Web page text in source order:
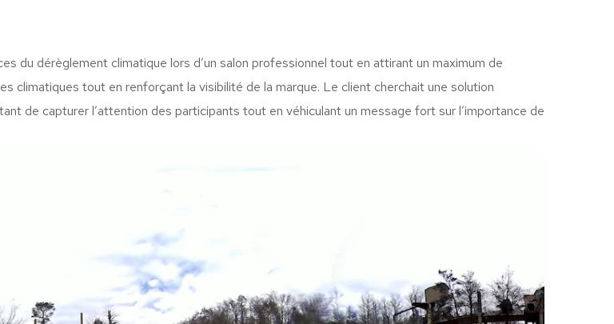
du dérèglement climatique lors d’un salon professionnel tout en attirant un maximum de
climatiques tout en renforçant la visibilité de la marque. Le client cherchait une solution
de capturer l’attention des participants tout en véhiculant un message fort sur l’importance de